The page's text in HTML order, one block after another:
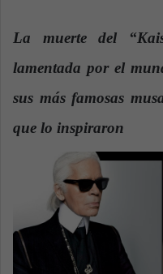
i
La muerte del
lamentada por el
sus más famosas
que lo inspiraron